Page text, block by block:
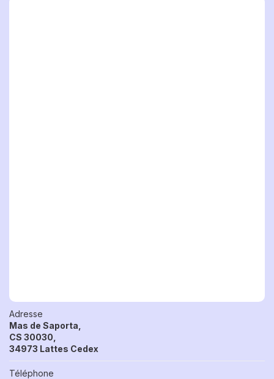
Adresse
Mas de Saporta,
CS 30030,
34973 Lattes Cedex
Téléphone